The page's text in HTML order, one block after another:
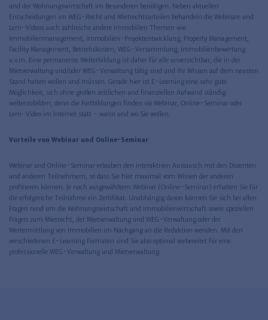
und der Wohnungswirtschaft im Besonderen benötigen. Neben aktuellen
Entscheidungen im WEG-Recht und Mietrechtsurteilen behandeln die Webinare und
Lern-Videos auch zahlreiche andere Immobilien Themen wie
Immobilienmanagement, Immobilien-Projektentwicklung, Property Management,
Facility Management, Betriebskosten, WEG-Versammlung, Immobilienbewertung
u.v.m. Eine permanente Weiterbildung ist daher für alle unverzichtbar, die in der
Mietverwaltung und/oder WEG-Verwaltung tätig sind und ihr Wissen auf dem neusten
Stand halten wollen und müssen. Gerade hier ist E-Learning eine sehr gute
Möglichkeit, sich ohne großen zeitlichen und finanziellen Aufwand ständig
weiterzubilden, denn die Fortbildungen finden via Webinar, Online-Seminar oder
Lern-Video im Internet statt - wann und wo Sie wollen.
Vorteile von Webinar und Online-Seminar
Webinar und Online-Seminar erlauben den interaktiven Austausch mit den Dozenten
und anderen Teilnehmern, so dass Sie hier maximal vom Wissen der anderen
profitieren können. Je nach ausgewähltem Webinar (Online-Seminar) erhalten Sie für
die erfolgreiche Teilnahme ein Zertifikat. Unabhängig davon können Sie sich bei allen
Fragen rund um die Wohnungswirtschaft und Immobilienwirtschaft sowie speziellen
Fragen zum Mietrecht, der Mietverwaltung und WEG-Verwaltung oder der
Wertermittlung von Immobilien im Nachgang an die Redaktion wenden. Mit den
verschiedenen E-Learning Formaten sind Sie also optimal vorbereitet für eine
professionelle WEG-Verwaltung und Mietverwaltung.